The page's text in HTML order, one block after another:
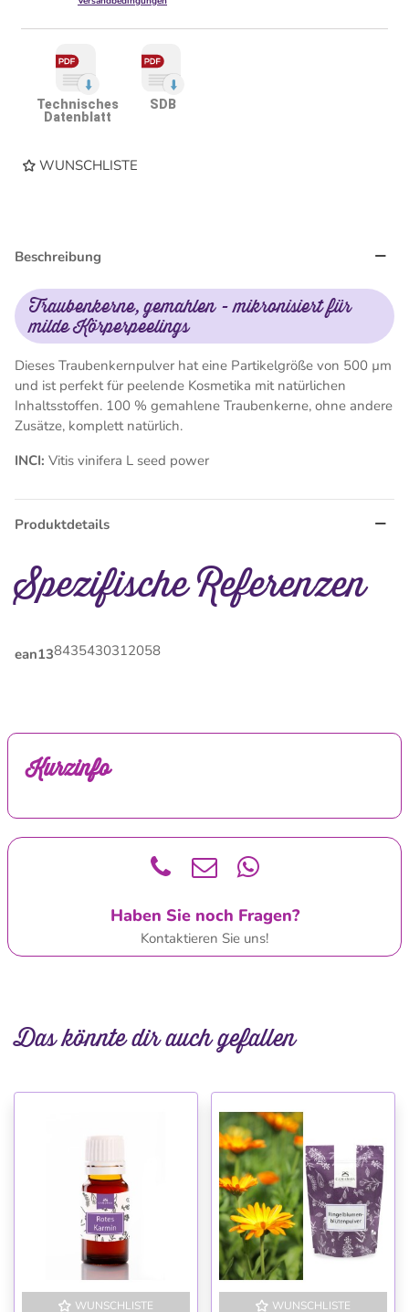
Technisches
Datenblatt
SDB
WUNSCHLISTE
Beschreibung
Traubenkerne, gemahlen - mikronisiert für
milde Körperpeelings
Dieses Traubenkernpulver hat eine Partikelgröße von 500 µm
und ist perfekt für peelende Kosmetika mit natürlichen
Inhaltsstoffen. 100 % gemahlene Traubenkerne, ohne andere
Zusätze, komplett natürlich.
INCI: Vitis vinifera L seed power
Produktdetails
Spezifische Referenzen
ean138435430312058
Kurzinfo
Haben Sie noch Fragen?
Kontaktieren Sie uns!
Das könnte dir auch gefallen
WUNSCHLISTE WUNSCHLISTE